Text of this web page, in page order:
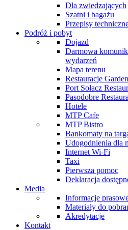
Dla zwiedzających
Szatni i bagażu
Przepisy
Podróż i pobyt
Dojazd
Darmowa
wydarzeń
Mapa terenu
Restauracje
Port Sołacz
Pasodobre
Hotele
MTP Cafe
MTP Bistro
Bankomaty na
Udogodnienia dla
Internet Wi-Fi
Taxi
Pierwsza pomoc
Deklaracja
Media
Informacje
Materiały do
Akredytacje
Kontakt